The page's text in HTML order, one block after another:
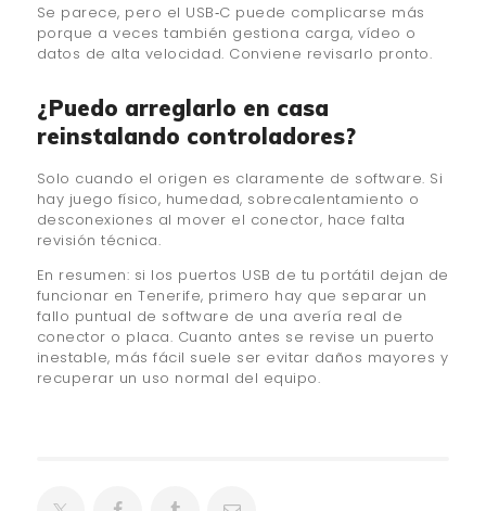
Se parece, pero el USB‑C puede complicarse más
porque a veces también gestiona carga, vídeo o
datos de alta velocidad. Conviene revisarlo pronto.
¿Puedo arreglarlo en casa
reinstalando controladores?
Solo cuando el origen es claramente de software. Si
hay juego físico, humedad, sobrecalentamiento o
desconexiones al mover el conector, hace falta
revisión técnica.
En resumen: si los puertos USB de tu portátil dejan de
funcionar en Tenerife, primero hay que separar un
fallo puntual de software de una avería real de
conector o placa. Cuanto antes se revise un puerto
inestable, más fácil suele ser evitar daños mayores y
recuperar un uso normal del equipo.